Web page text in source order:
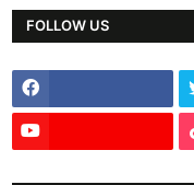
FOLLOW US